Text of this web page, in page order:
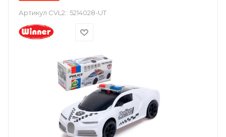
Артикул CVL2:: 5214028-UT